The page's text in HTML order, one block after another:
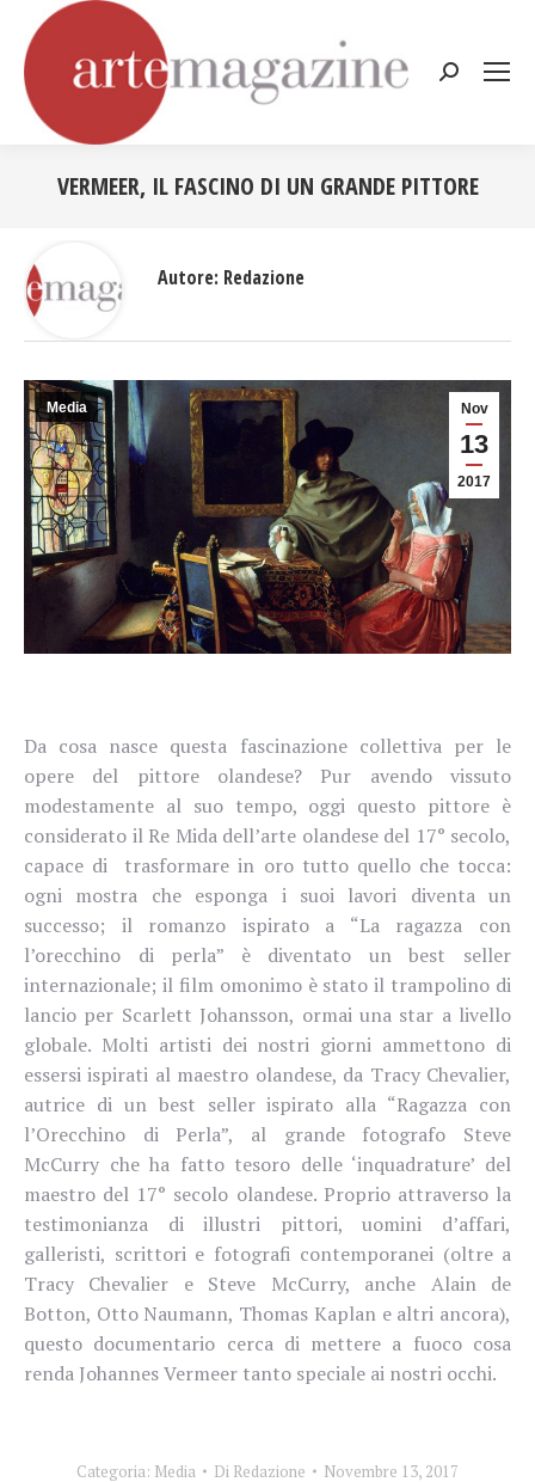
Cerca:
VERMEER, IL FASCINO DI UN GRANDE PITTORE
Nov
13
2017
Media
Da cosa nasce questa fascinazione collettiva per le
opere del pittore olandese? Pur avendo vissuto
modestamente al suo tempo, oggi questo pittore è
considerato il Re Mida dell’arte olandese del 17° secolo,
capace di trasformare in oro tutto quello che tocca:
ogni mostra che esponga i suoi lavori diventa un
successo; il romanzo ispirato a “La ragazza con
l’orecchino di perla” è diventato un best seller
internazionale; il film omonimo è stato il trampolino di
lancio per Scarlett Johansson, ormai una star a livello
globale. Molti artisti dei nostri giorni ammettono di
essersi ispirati al maestro olandese, da Tracy Chevalier,
autrice di un best seller ispirato alla “Ragazza con
l’Orecchino di Perla”, al grande fotografo Steve
McCurry che ha fatto tesoro delle ‘inquadrature’ del
maestro del 17° secolo olandese. Proprio attraverso la
testimonianza di illustri pittori, uomini d’affari,
galleristi, scrittori e fotografi contemporanei (oltre a
Tracy Chevalier e Steve McCurry, anche Alain de
Botton, Otto Naumann, Thomas Kaplan e altri ancora),
questo documentario cerca di mettere a fuoco cosa
renda Johannes Vermeer tanto speciale ai nostri occhi.
Categoria: Media Di Redazione
Novembre 13, 2017
Autore: Redazione